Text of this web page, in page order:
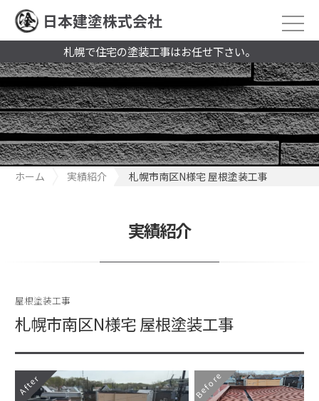
札幌で住宅の塗装工事はお任せ下さい。
日本建塗株式会社
ホーム 実績紹介 札幌市南区N様宅 屋根塗装工事
実績紹介
屋根塗装工事
札幌市南区N様宅 屋根塗装工事
After Before